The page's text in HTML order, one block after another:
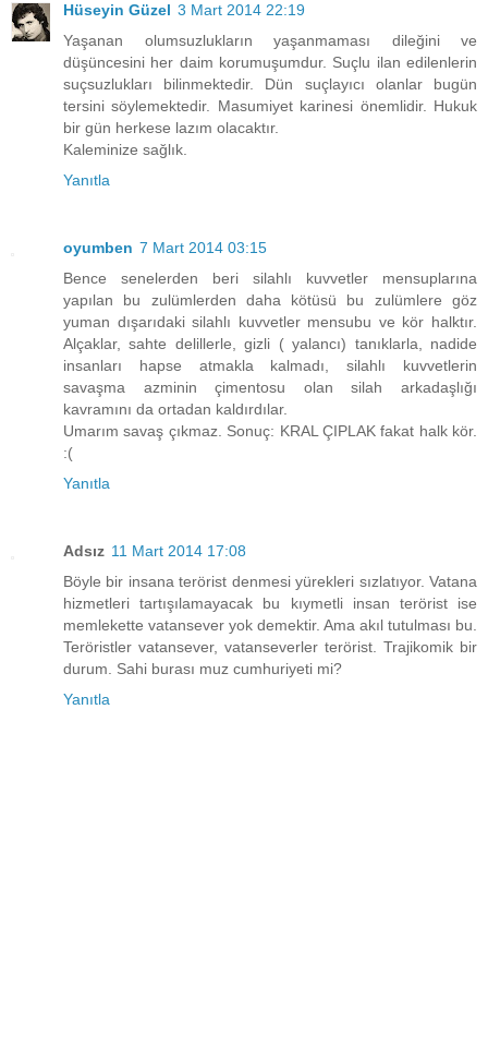
Hüseyin Güzel 3 Mart 2014 22:19
Yaşanan olumsuzlukların yaşanmaması dileğini ve
düşüncesini her daim korumuşumdur. Suçlu ilan edilenlerin
suçsuzlukları bilinmektedir. Dün suçlayıcı olanlar bugün
tersini söylemektedir. Masumiyet karinesi önemlidir. Hukuk
bir gün herkese lazım olacaktır.
Kaleminize sağlık.
Yanıtla
oyumben 7 Mart 2014 03:15
Bence senelerden beri silahlı kuvvetler mensuplarına
yapılan bu zulümlerden daha kötüsü bu zulümlere göz
yuman dışarıdaki silahlı kuvvetler mensubu ve kör halktır.
Alçaklar, sahte delillerle, gizli ( yalancı) tanıklarla, nadide
insanları hapse atmakla kalmadı, silahlı kuvvetlerin
savaşma azminin çimentosu olan silah arkadaşlığı
kavramını da ortadan kaldırdılar.
Umarım savaş çıkmaz. Sonuç: KRAL ÇIPLAK fakat halk kör.
:(
Yanıtla
Adsız 11 Mart 2014 17:08
Böyle bir insana terörist denmesi yürekleri sızlatıyor. Vatana
hizmetleri tartışılamayacak bu kıymetli insan terörist ise
memlekette vatansever yok demektir. Ama akıl tutulması bu.
Teröristler vatansever, vatanseverler terörist. Trajikomik bir
durum. Sahi burası muz cumhuriyeti mi?
Yanıtla